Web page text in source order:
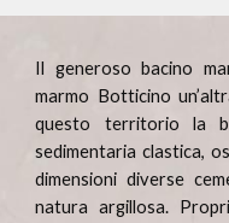
Il generoso bacino
marmo Botticino
questo territorio la
sedimentaria clastica,
dimensioni diverse
natura argillosa.